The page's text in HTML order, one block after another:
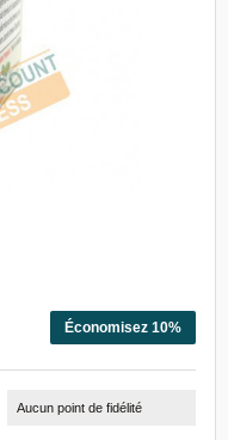
Économisez 10%
Aucun point de fidélité